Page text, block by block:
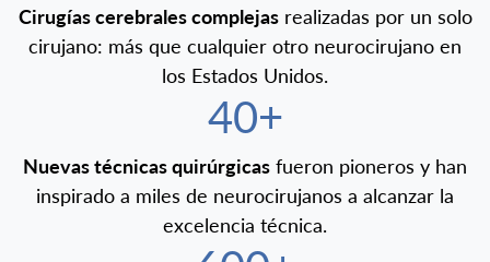
Cirugías cerebrales complejasrealizadas por un solo
cirujano: más que cualquier otro neurocirujano en
los Estados Unidos.
40+
Nuevas técnicas quirúrgicas fueron pioneros y han
inspirado a miles de neurocirujanos a alcanzar la
excelencia técnica.